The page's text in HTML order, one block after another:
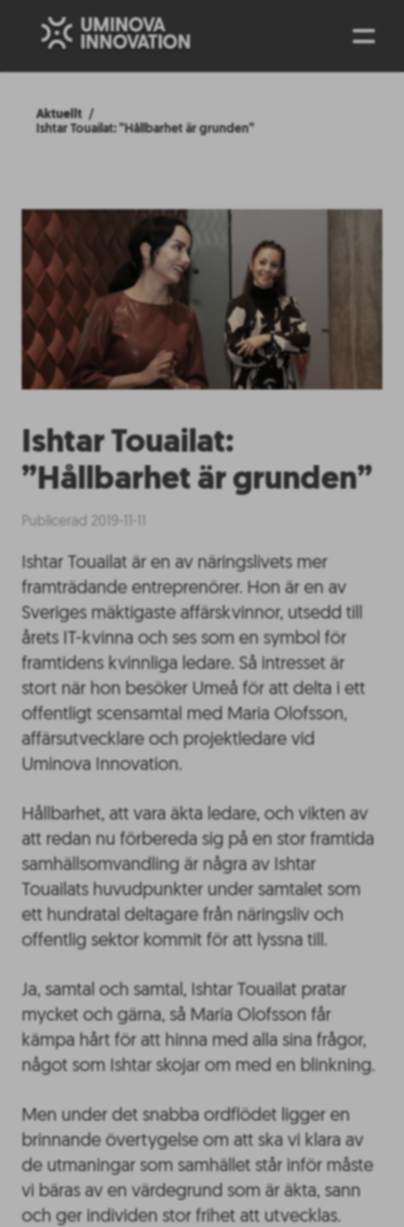
Aktuellt
Ishtar Touailat: ”Hållbarhet är grunden”
Ishtar Touailat:
”Hållbarhet är grunden”
Publicerad 2019-11-11
Ishtar Touailat är en av näringslivets mer
framträdande entreprenörer. Hon är en av
Sveriges mäktigaste affärskvinnor, utsedd till
årets IT-kvinna och ses som en symbol för
framtidens kvinnliga ledare. Så intresset är
stort när hon besöker Umeå för att delta i ett
offentligt scensamtal med Maria Olofsson,
affärsutvecklare och projektledare vid
Uminova Innovation.
Hållbarhet, att vara äkta ledare, och vikten av
att redan nu förbereda sig på en stor framtida
samhällsomvandling är några av Ishtar
Touailats huvudpunkter under samtalet som
ett hundratal deltagare från näringsliv och
offentlig sektor kommit för att lyssna till.
Ja, samtal och samtal, Ishtar Touailat pratar
mycket och gärna, så Maria Olofsson får
kämpa hårt för att hinna med alla sina frågor,
något som Ishtar skojar om med en blinkning.
Men under det snabba ordflödet ligger en
brinnande övertygelse om att ska vi klara av
de utmaningar som samhället står inför måste
vi bäras av en värdegrund som är äkta, sann
och ger individen stor frihet att utvecklas.